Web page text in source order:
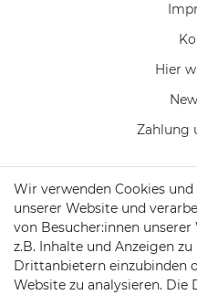
Hier
Zahlung
Telefon:
Wir verwenden Cookies
unserer Website und
von Besucher:innen unserer
z.B. Inhalte und Anzeigen
Drittanbietern einzubinden
Website zu analysieren.